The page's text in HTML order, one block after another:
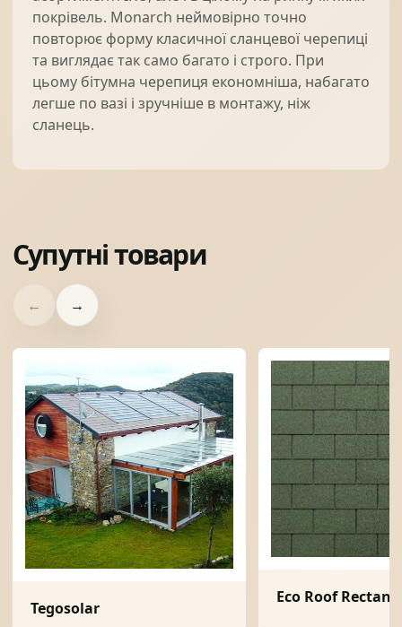
покрівель. Monarch неймовірно точно
повторює форму класичної сланцевої черепиці
та виглядає так само багато і строго. При
цьому бітумна черепиця економніша, набагато
легше по вазі і зручніше в монтажу, ніж
сланець.
Супутні товари
← →
Tegosolar
Eco Roof